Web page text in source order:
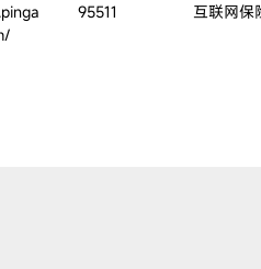
95511 互联网保